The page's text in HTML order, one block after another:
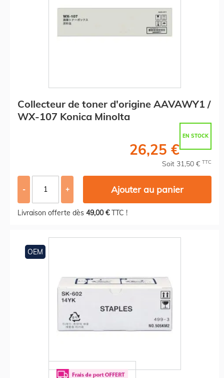
Collecteur de toner d'origine AAVAWY1 /
WX-107 Konica Minolta
EN STOCK
26,25 €
Soit 31,50 € TTC
- + Ajouter au panier
Livraison offerte dès 49,00 €TTC !
OEM